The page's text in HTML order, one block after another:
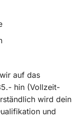
auf das
hin (Vollzeit-
wird dein
und